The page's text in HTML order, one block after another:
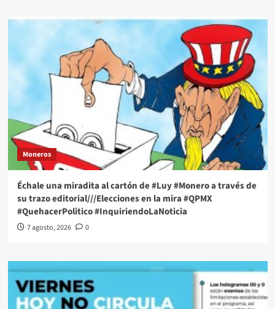
Moneros
Échale una miradita al cartón de #Luy #Monero a través de
su trazo editorial///Elecciones en la mira #QPMX
#QuehacerPolitico #InquiriendoLaNoticia
7 agosto, 2026 0